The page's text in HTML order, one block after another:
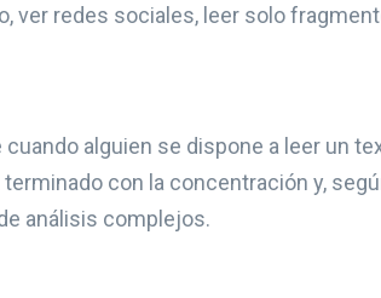
ver redes sociales, leer solo
cuando alguien se dispone a leer un
con la concentración y,
análisis complejos.